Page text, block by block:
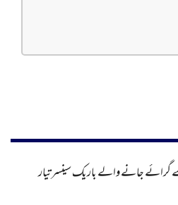
گرائے جانے والے باریک سینسر تیار